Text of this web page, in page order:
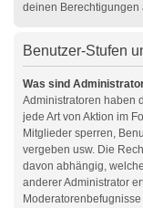
deinen Berechtigungen
Benutzer-Stufen
Was sind
Administratoren haben
jede Art von Aktion im
Mitglieder sperren,
vergeben usw. Die
davon abhängig,
anderer Administrator